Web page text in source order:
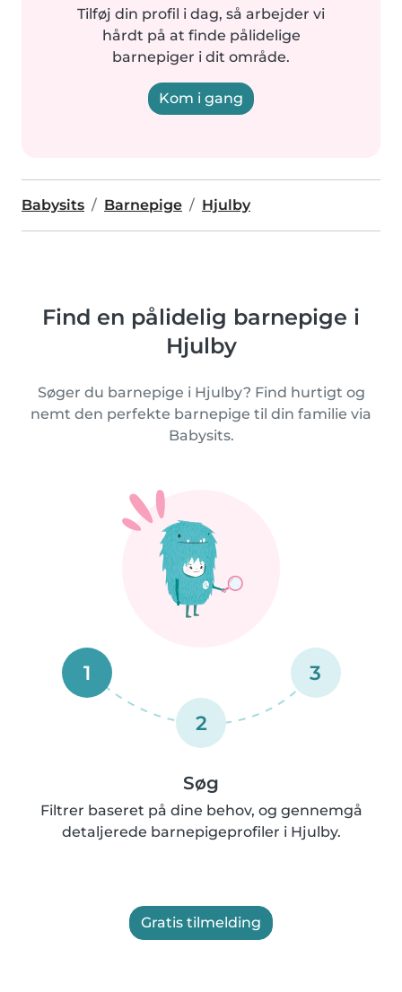
Tilføj din profil i dag, så arbejder vi
hårdt på at finde pålidelige
barnepiger i dit område.
Kom i gang
Babysits Barnepige Hjulby
Find en pålidelig barnepige i
Hjulby
Søger du barnepige i Hjulby? Find hurtigt og
nemt den perfekte barnepige til din familie via
Babysits.
1
2
3
Søg
Filtrer baseret på dine behov, og gennemgå
detaljerede barnepigeprofiler i Hjulby.
Gratis tilmelding